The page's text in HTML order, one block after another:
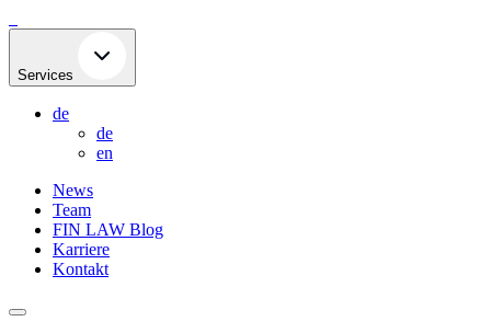
to
Services
de
de
en
News
Team
FIN LAW Blog
Karriere
Kontakt